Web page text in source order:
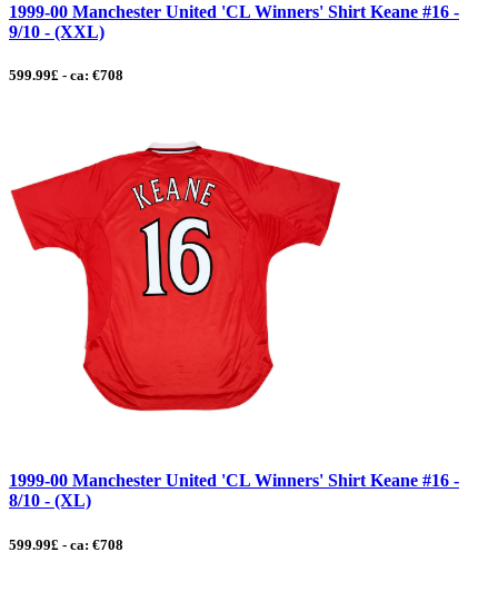
1999-00 Manchester United 'CL Winners' Shirt Keane #16 -
9/10 - (XXL)
599.99£ - ca: €708
1999-00 Manchester United 'CL Winners' Shirt Keane #16 -
8/10 - (XL)
599.99£ - ca: €708